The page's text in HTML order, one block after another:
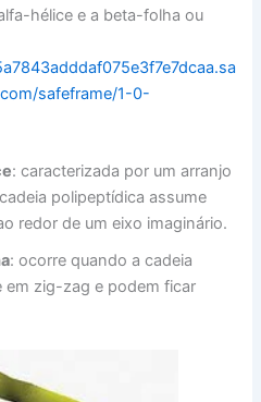
hélice e a beta-folha ou
safeframe/1-0-
: caracterizada por um arranjo
polipeptídica assume
redor de um eixo imaginário.
: ocorre quando a cadeia
zig-zag e podem ficar